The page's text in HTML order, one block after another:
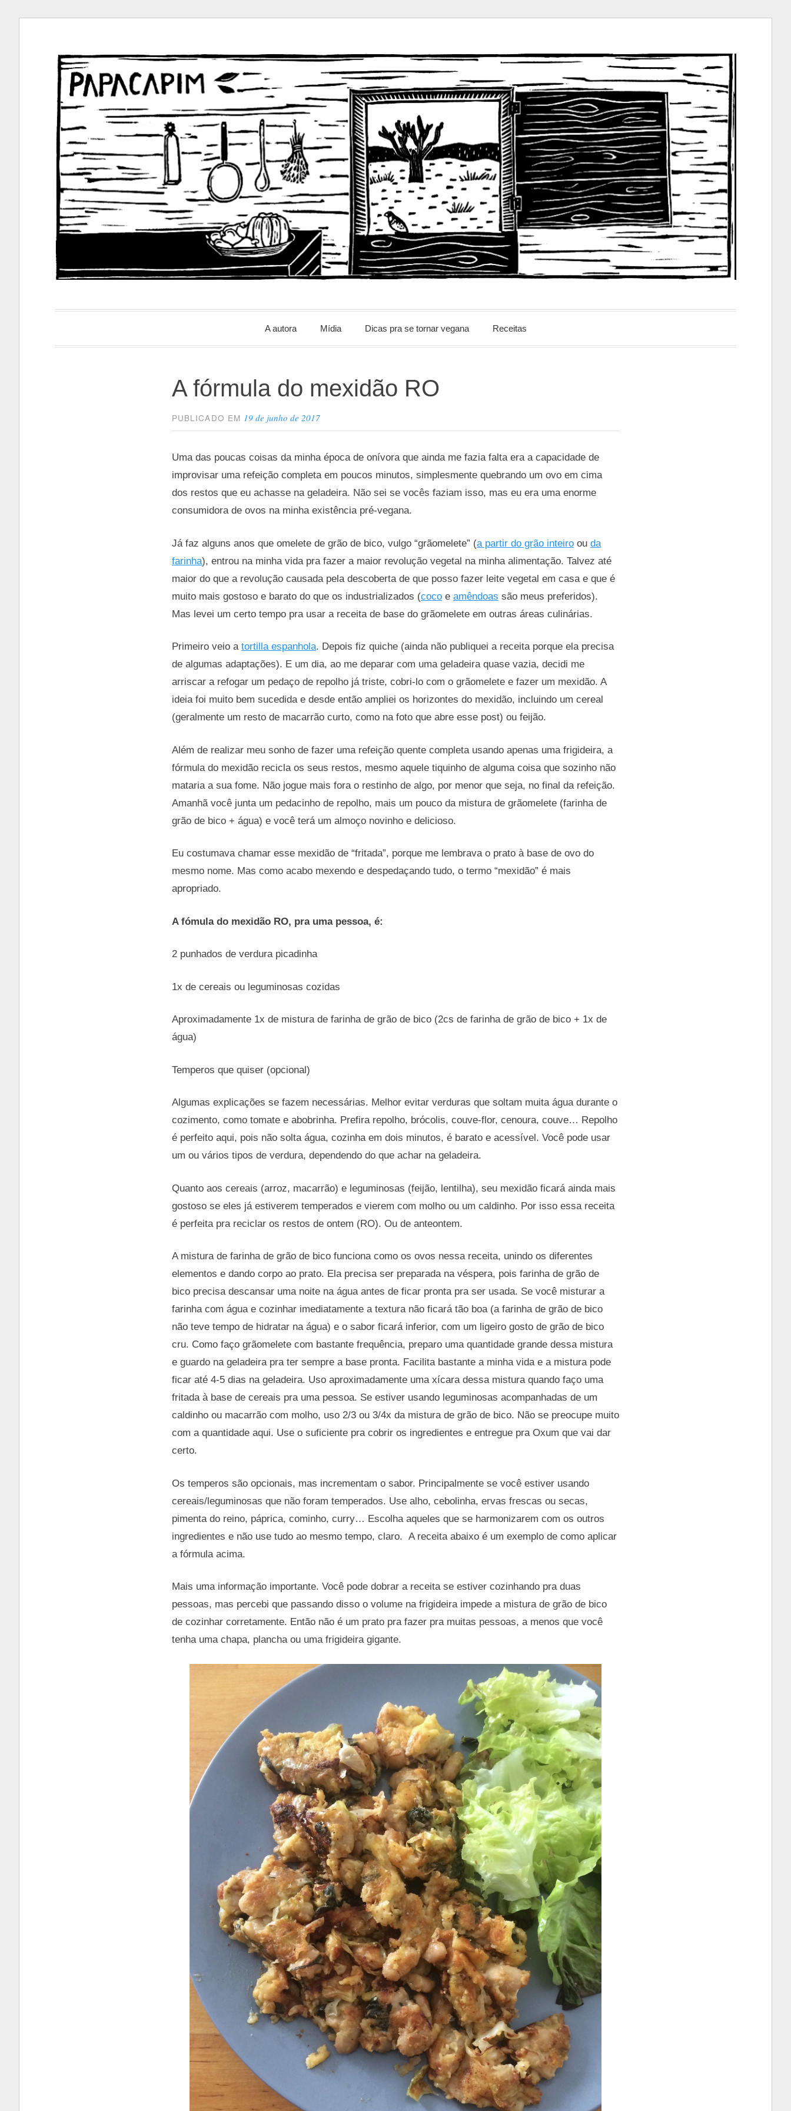
conteúdo
PapacapimA autora Mídia Dicas pra se tornar vegana Receitas
A fórmula do mexidão RO
PUBLICADO EM 19 de junho de 2017
Uma das poucas coisas da minha época de onívora que ainda me fazia falta era a capacidade de
improvisar uma refeição completa em poucos minutos, simplesmente quebrando um ovo em cima
dos restos que eu achasse na geladeira. Não sei se vocês faziam isso, mas eu era uma enorme
consumidora de ovos na minha existência pré-vegana.
Já faz alguns anos que omelete de grão de bico, vulgo “grãomelete” (a partir do grão inteiro ou da
farinha), entrou na minha vida pra fazer a maior revolução vegetal na minha alimentação. Talvez até
maior do que a revolução causada pela descoberta de que posso fazer leite vegetal em casa e que é
muito mais gostoso e barato do que os industrializados (coco e amêndoas são meus preferidos).
Mas levei um certo tempo pra usar a receita de base do grãomelete em outras áreas culinárias.
Primeiro veio a tortilla espanhola. Depois fiz quiche (ainda não publiquei a receita porque ela precisa
de algumas adaptações). E um dia, ao me deparar com uma geladeira quase vazia, decidi me
arriscar a refogar um pedaço de repolho já triste, cobri-lo com o grãomelete e fazer um mexidão. A
ideia foi muito bem sucedida e desde então ampliei os horizontes do mexidão, incluindo um cereal
(geralmente um resto de macarrão curto, como na foto que abre esse post) ou feijão.
Além de realizar meu sonho de fazer uma refeição quente completa usando apenas uma frigideira, a
fórmula do mexidão recicla os seus restos, mesmo aquele tiquinho de alguma coisa que sozinho não
mataria a sua fome. Não jogue mais fora o restinho de algo, por menor que seja, no final da refeição.
Amanhã você junta um pedacinho de repolho, mais um pouco da mistura de grãomelete (farinha de
grão de bico + água) e você terá um almoço novinho e delicioso.
Eu costumava chamar esse mexidão de “fritada”, porque me lembrava o prato à base de ovo do
mesmo nome. Mas como acabo mexendo e despedaçando tudo, o termo “mexidão” é mais
apropriado.
A fómula do mexidão RO, pra uma pessoa, é:
2 punhados de verdura picadinha
1x de cereais ou leguminosas cozidas
Aproximadamente 1x de mistura de farinha de grão de bico (2cs de farinha de grão de bico + 1x de
água)
Temperos que quiser (opcional)
Algumas explicações se fazem necessárias. Melhor evitar verduras que soltam muita água durante o
cozimento, como tomate e abobrinha. Prefira repolho, brócolis, couve-flor, cenoura, couve… Repolho
é perfeito aqui, pois não solta água, cozinha em dois minutos, é barato e acessível. Você pode usar
um ou vários tipos de verdura, dependendo do que achar na geladeira.
Quanto aos cereais (arroz, macarrão) e leguminosas (feijão, lentilha), seu mexidão ficará ainda mais
gostoso se eles já estiverem temperados e vierem com molho ou um caldinho. Por isso essa receita
é perfeita pra reciclar os restos de ontem (RO). Ou de anteontem.
A mistura de farinha de grão de bico funciona como os ovos nessa receita, unindo os diferentes
elementos e dando corpo ao prato. Ela precisa ser preparada na véspera, pois farinha de grão de
bico precisa descansar uma noite na água antes de ficar pronta pra ser usada. Se você misturar a
farinha com água e cozinhar imediatamente a textura não ficará tão boa (a farinha de grão de bico
não teve tempo de hidratar na água) e o sabor ficará inferior, com um ligeiro gosto de grão de bico
cru. Como faço grãomelete com bastante frequência, preparo uma quantidade grande dessa mistura
e guardo na geladeira pra ter sempre a base pronta. Facilita bastante a minha vida e a mistura pode
ficar até 4-5 dias na geladeira. Uso aproximadamente uma xícara dessa mistura quando faço uma
fritada à base de cereais pra uma pessoa. Se estiver usando leguminosas acompanhadas de um
caldinho ou macarrão com molho, uso 2/3 ou 3/4x da mistura de grão de bico. Não se preocupe muito
com a quantidade aqui. Use o suficiente pra cobrir os ingredientes e entregue pra Oxum que vai dar
certo.
Os temperos são opcionais, mas incrementam o sabor. Principalmente se você estiver usando
cereais/leguminosas que não foram temperados. Use alho, cebolinha, ervas frescas ou secas,
pimenta do reino, páprica, cominho, curry… Escolha aqueles que se harmonizarem com os outros
ingredientes e não use tudo ao mesmo tempo, claro. A receita abaixo é um exemplo de como aplicar
a fórmula acima.
Mais uma informação importante. Você pode dobrar a receita se estiver cozinhando pra duas
pessoas, mas percebi que passando disso o volume na frigideira impede a mistura de grão de bico
de cozinhar corretamente. Então não é um prato pra fazer pra muitas pessoas, a menos que você
tenha uma chapa, plancha ou uma frigideira gigante.